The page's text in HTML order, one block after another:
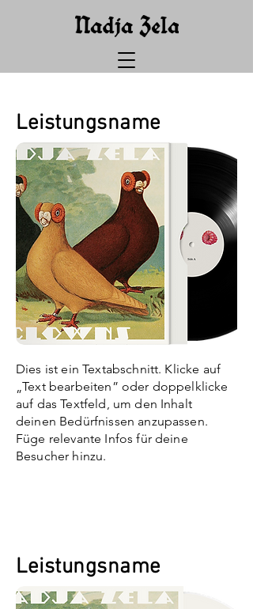
Leistungsname
Dies ist ein Textabschnitt. Klicke auf
„Text bearbeiten” oder doppelklicke
auf das Textfeld, um den Inhalt
deinen Bedürfnissen anzupassen.
Füge relevante Infos für deine
Besucher hinzu.
Leistungsname